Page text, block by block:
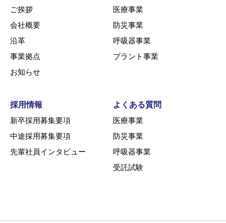
ご挨拶
会社概要
沿革
事業拠点
お知らせ
医療事業
防災事業
呼吸器事業
プラント事業
採用情報
新卒採用募集要項
中途採用募集要項
先輩社員インタビュー
よくある質問
医療事業
防災事業
呼吸器事業
受託試験